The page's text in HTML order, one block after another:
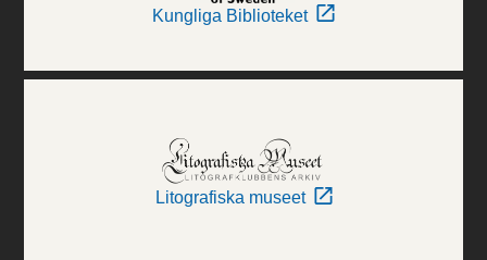
Kungliga Biblioteket
Litografiska museet